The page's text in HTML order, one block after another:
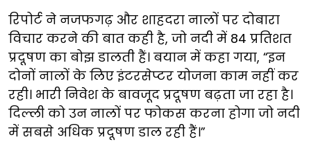
रिपोर्ट ने नजफगढ़ और शाहदरा नालों पर दोबारा
विचार करने की बात कही है, जो नदी में 84 प्रतिशत
प्रदूषण का बोझ डालती हैं। बयान में कहा गया, “इन
दोनों नालों के लिए इंटरसेप्टर योजना काम नहीं कर
रही। भारी निवेश के बावजूद प्रदूषण बढ़ता जा रहा है।
दिल्ली को उन नालों पर फोकस करना होगा जो नदी
में सबसे अधिक प्रदूषण डाल रही हैं।”